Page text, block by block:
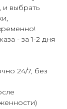
и выбрать
- за 1-2 дня
24/7, без